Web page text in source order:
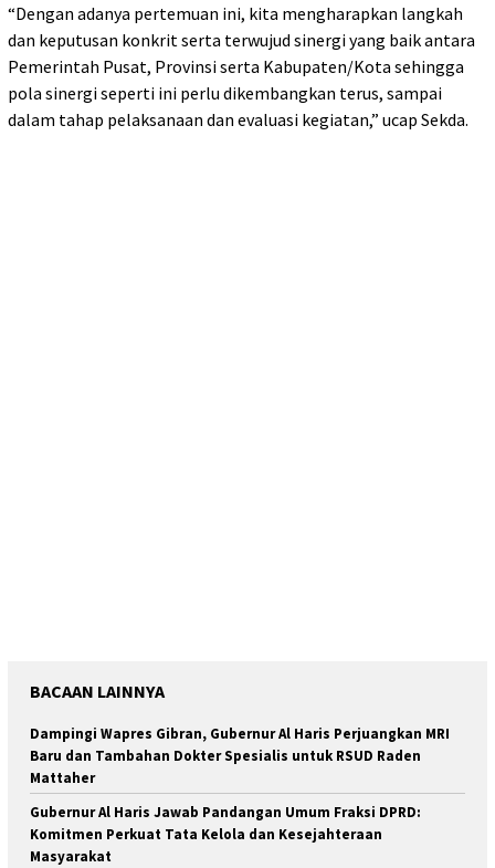
“Dengan adanya pertemuan ini, kita mengharapkan langkah
dan keputusan konkrit serta terwujud sinergi yang baik antara
Pemerintah Pusat, Provinsi serta Kabupaten/Kota sehingga
pola sinergi seperti ini perlu dikembangkan terus, sampai
dalam tahap pelaksanaan dan evaluasi kegiatan,” ucap Sekda.
BACAAN LAINNYA
Dampingi Wapres Gibran, Gubernur Al Haris Perjuangkan MRI
Baru dan Tambahan Dokter Spesialis untuk RSUD Raden
Mattaher
Gubernur Al Haris Jawab Pandangan Umum Fraksi DPRD:
Komitmen Perkuat Tata Kelola dan Kesejahteraan
Masyarakat